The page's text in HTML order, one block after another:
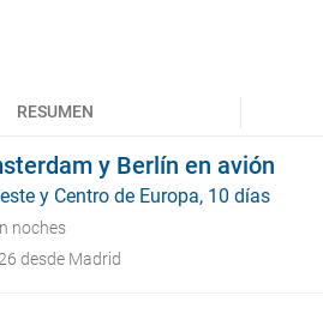
RESUMEN
y Berlín en avión
y Centro de Europa, 10 días
noches
desde Madrid